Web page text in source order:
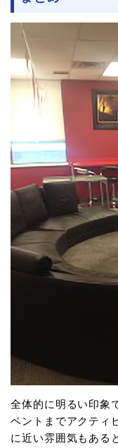
全体的に明るい印象
ベントまでアクティ
に近い雰囲気もある